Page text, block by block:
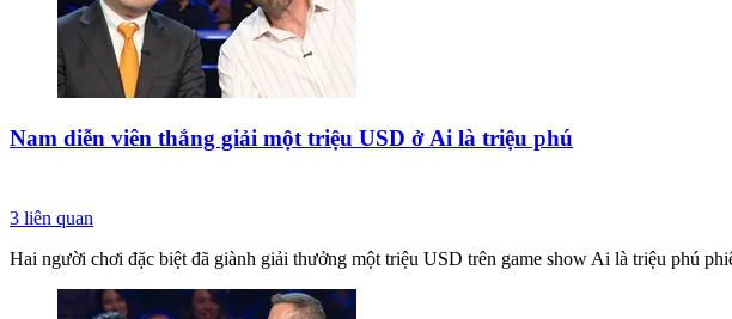
Nam diễn viên thắng giải một triệu USD ở Ai là triệu phú
3 liên quan
Hai người chơi đặc biệt đã giành giải thưởng một triệu USD trên game show Ai là triệu phú